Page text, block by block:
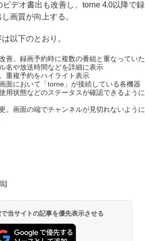
デオ書出も改善し、torne 4.0以降で録
画質が向上する。
以下のとおり。
善。録画予約時に複数の番組と重なっていた
名や放送時間などを詳細に表示
重複予約をハイライト表示
面において「torne」が接続している各機器
用状態などのステータスが確認できるように
。画面の端でチャンネルが見切れないように
]
当サイトの記事を優先表示させる